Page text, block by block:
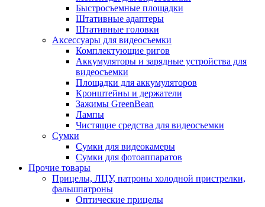
Быстросъемные площадки
Штативные адаптеры
Штативные головки
Аксессуары для видеосъемки
Комплектующие ригов
Аккумуляторы и зарядные устройства для
видеосъемки
Площадки для аккумуляторов
Кронштейны и держатели
Зажимы GreenBean
Лампы
Чистящие средства для видеосъемки
Сумки
Сумки для видеокамеры
Сумки для фотоаппаратов
Прочие товары
Прицелы, ЛЦУ, патроны холодной пристрелки,
фальшпатроны
Оптические прицелы